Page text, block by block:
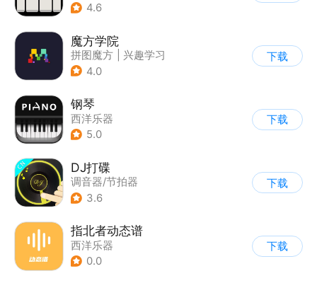
4.6
魔方学院
拼图魔方
兴趣学习
4.0
下载
钢琴
西洋乐器
5.0
下载
DJ打碟
调音器/节拍器
| 西洋乐器
3.6
下载
指北者动态谱
西洋乐器
0.0
下载